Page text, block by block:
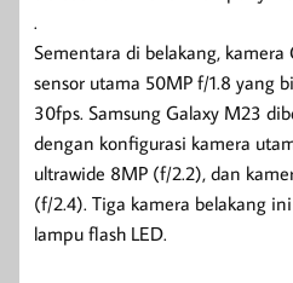
.
Sementara di belakang,
sensor utama 50MP f/1.8 yang
30fps. Samsung Galaxy M23
dengan konfigurasi kamera
ultrawide 8MP (f/2.2), dan
(f/2.4). Tiga kamera belakang
lampu flash LED.